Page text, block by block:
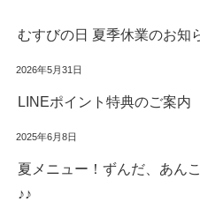
むすびの日 夏季休業のお知
2026年5月31日
LINEポイント特典のご案内
2025年6月8日
夏メニュー！ずんだ、あん
♪♪